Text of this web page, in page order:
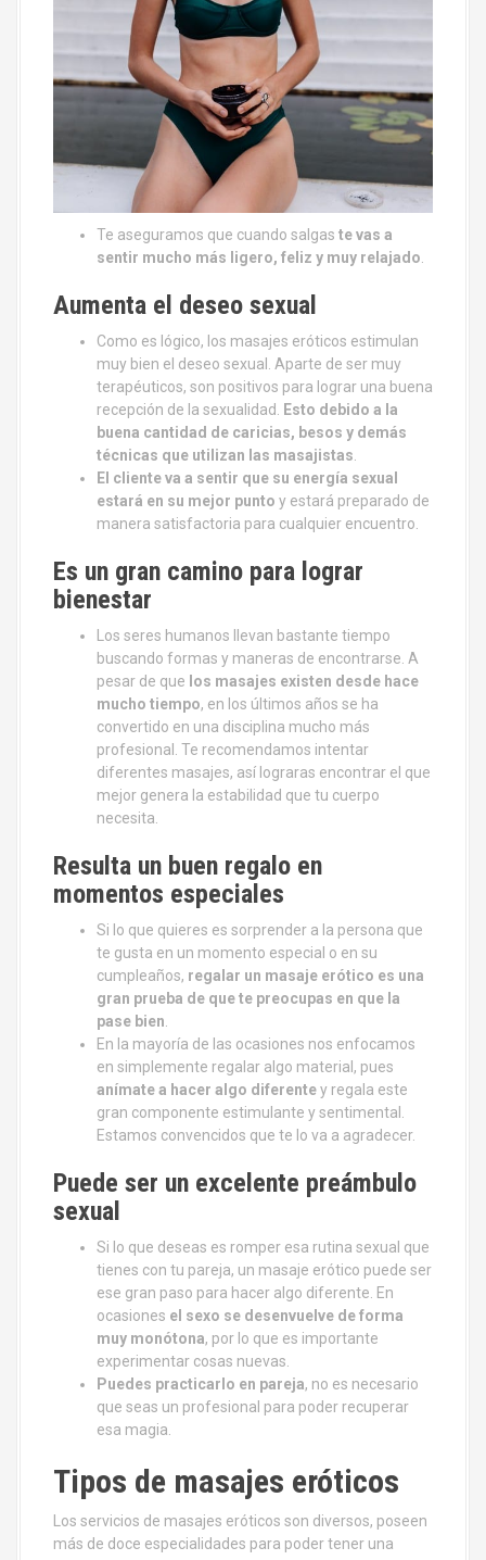
Te aseguramos que cuando salgas te vas a
sentir mucho más ligero, feliz y muy relajado
Aumenta el deseo sexual
Como es lógico, los masajes eróticos estimulan
muy bien el deseo sexual. Aparte de ser muy
terapéuticos, son positivos para lograr una buena
recepción de la sexualidad.
Esto debido a la
buena cantidad de caricias, besos y demás
técnicas que utilizan las masajistas
El cliente va a sentir que su energía sexual
estará en su mejor punto y estará preparado de
manera satisfactoria para cualquier encuentro.
Es un gran camino para lograr
bienestar
Los seres humanos llevan bastante tiempo
buscando formas y maneras de encontrarse. A
pesar de que los masajes existen desde hace
mucho tiempo, en los últimos años se ha
convertido en una disciplina mucho más
profesional. Te recomendamos intentar
diferentes masajes, así lograras encontrar el que
mejor genera la estabilidad que tu cuerpo
necesita.
Resulta un buen regalo en
momentos especiales
Si lo que quieres es sorprender a la persona que
te gusta en un momento especial o en su
cumpleaños, regalar un masaje erótico es una
gran prueba de que te preocupas en que la
pase bien
En la mayoría de las ocasiones nos enfocamos
en simplemente regalar algo material, pues
anímate a hacer algo diferentey regala este
gran componente estimulante y sentimental.
Estamos convencidos que te lo va a agradecer.
Puede ser un excelente preámbulo
sexual
Si lo que deseas es romper esa rutina sexual que
tienes con tu pareja, un masaje erótico puede ser
ese gran paso para hacer algo diferente. En
ocasiones el sexo se desenvuelve de forma
muy monótona, por lo que es importante
experimentar cosas nuevas.
Puedes practicarlo en pareja, no es necesario
que seas un profesional para poder recuperar
esa magia.
Tipos de masajes eróticos
Los servicios de masajes eróticos son diversos, poseen
más de doce especialidades para poder tener una